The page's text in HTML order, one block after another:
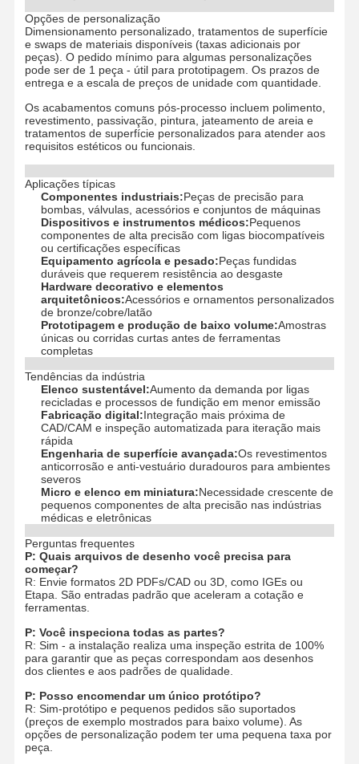
Visita À
Fábrica
Controle De
Qualidade
Contacte-
Nos
Notícias
Agora
Fundição de matriz de alumínio
Peças de usinagem CNC
Peças de chapa
fabricação de autopeças
Gabinete de fundição sob pressão
Prototipagem rápida
Molde de fundição a óleo
Opções de personalização
Dimensionamento personalizado, tratamentos de superfície
e swaps de materiais disponíveis (taxas adicionais por
peças). O pedido mínimo para algumas personalizações
pode ser de 1 peça - útil para prototipagem. Os prazos de
entrega e a escala de preços de unidade com quantidade.
Os acabamentos comuns pós-processo incluem polimento,
revestimento, passivação, pintura, jateamento de areia e
tratamentos de superfície personalizados para atender aos
requisitos estéticos ou funcionais.
Aplicações típicas
Componentes industriais:Peças de precisão para
bombas, válvulas, acessórios e conjuntos de máquinas
Dispositivos e instrumentos médicos:Pequenos
componentes de alta precisão com ligas biocompatíveis
ou certificações específicas
Equipamento agrícola e pesado:Peças fundidas
duráveis ​​que requerem resistência ao desgaste
Hardware decorativo e elementos
arquitetônicos:Acessórios e ornamentos personalizados
de bronze/cobre/latão
Prototipagem e produção de baixo volume:Amostras
únicas ou corridas curtas antes de ferramentas
completas
Tendências da indústria
Elenco sustentável:Aumento da demanda por ligas
recicladas e processos de fundição em menor emissão
Fabricação digital:Integração mais próxima de
CAD/CAM e inspeção automatizada para iteração mais
rápida
Engenharia de superfície avançada:Os revestimentos
anticorrosão e anti-vestuário duradouros para ambientes
severos
Micro e elenco em miniatura:Necessidade crescente de
pequenos componentes de alta precisão nas indústrias
médicas e eletrônicas
Perguntas frequentes
P: Quais arquivos de desenho você precisa para
começar?
R: Envie formatos 2D PDFs/CAD ou 3D, como IGEs ou
Etapa. São entradas padrão que aceleram a cotação e
ferramentas.
P: Você inspeciona todas as partes?
R: Sim - a instalação realiza uma inspeção estrita de 100%
para garantir que as peças correspondam aos desenhos
dos clientes e aos padrões de qualidade.
P: Posso encomendar um único protótipo?
R: Sim-protótipo e pequenos pedidos são suportados
(preços de exemplo mostrados para baixo volume). As
opções de personalização podem ter uma pequena taxa por
peça.